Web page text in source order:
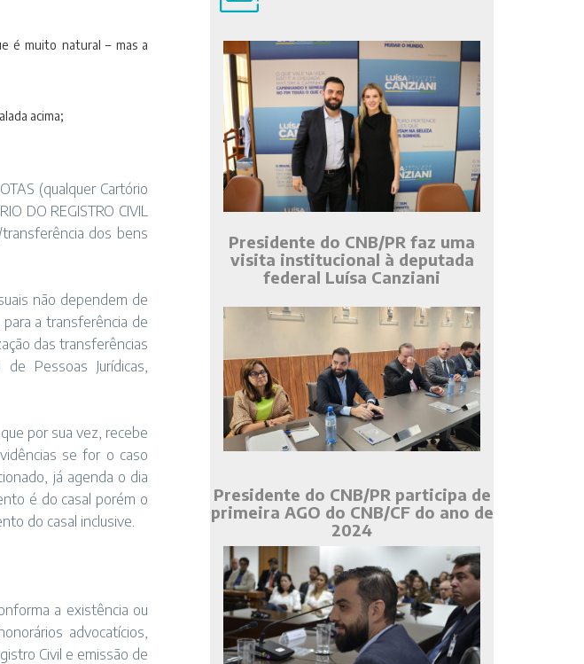
é muito natural – mas a
acima;
(qualquer Cartório
DO REGISTRO CIVIL
dos bens
não dependem de
a transferência de
das transferências
Pessoas Jurídicas,
por sua vez, recebe
se for o caso
já agenda o dia
é do casal porém o
do casal inclusive.
a existência ou
advocatícios,
Civil e emissão de
Presidente do CNB/PR faz uma
visita institucional à deputada
federal Luísa Canziani
Presidente do CNB/PR participa de
primeira AGO do CNB/CF do ano de
2024